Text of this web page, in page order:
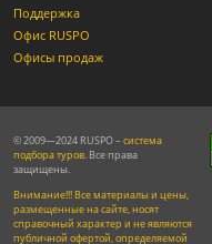
Поддержка
Офис RUSPO
Офисы продаж
© 2009—2024 RUSPO – система
подбора туров. Все права
защищены.
Внимание!!! Все материалы и цены,
размещенные на сайте, носят
справочный характер и не являются
публичной офертой, определяемой